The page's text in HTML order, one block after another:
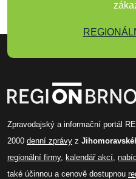
Zpravodajský a informační portál
2000 denní zprávy z
regionální firmy, kalendář akcí,
také účinnou a cenově dostupnou